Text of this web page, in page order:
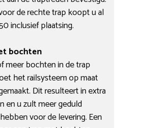
de rechte trap koopt u al
inclusief plaatsing.
bochten
meer bochten in de trap
het railsysteem op maat
Dit resulteert in extra
en u zult meer geduld
voor de levering. Een